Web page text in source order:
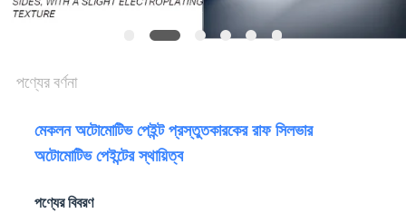
গোপনীয়তা
পণ্যের বর্ণনা
মেকলন অটোমোটিভ পেইন্ট প্রস্তুতকারকের রাফ সিলভার
অটোমোটিভ পেইন্টের স্থায়িত্ব
পণ্যের বিবরণ